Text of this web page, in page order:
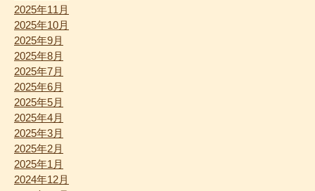
2025年11月
2025年10月
2025年9月
2025年8月
2025年7月
2025年6月
2025年5月
2025年4月
2025年3月
2025年2月
2025年1月
2024年12月